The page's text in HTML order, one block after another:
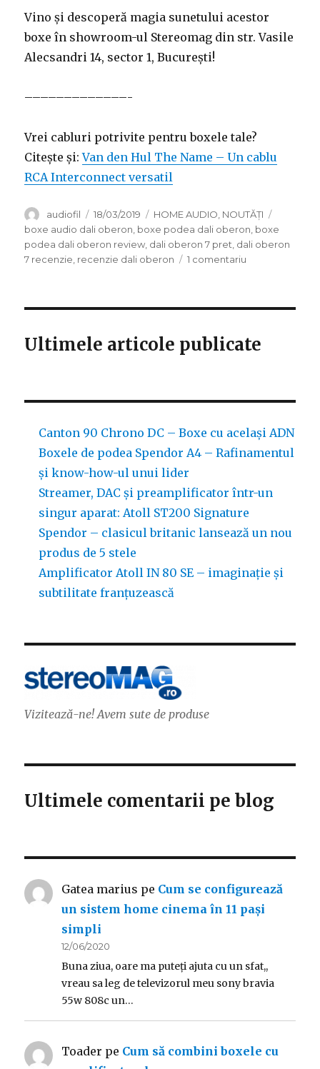
Vino și descoperă magia sunetului acestor
boxe în showroom-ul Stereomag din str. Vasile
Alecsandri 14, sector 1, București!
–––––––––––––-
Vrei cabluri potrivite pentru boxele tale?
Citește și:Van den Hul The Name – Un cablu
RCA Interconnect versatil
Autor
audiofil
Publicat
pe
18/03/2019 Categorii
HOME AUDIO NOUTĂȚI
boxe audio dali oberon boxe podea dali oberon boxe
podea dali oberon review dali oberon 7 pret dali oberon
7 recenzie recenzie dali oberon 1 comentariu
7
Ultimele articole publicate
Canton 90 Chrono DC – Boxe cu același ADN
Boxele de podea Spendor A4 – Rafinamentul
și know-how-ul unui lider
Streamer, DAC și preamplificator într-un
singur aparat: Atoll ST200 Signature
Spendor – clasicul britanic lansează un nou
produs de 5 stele
Amplificator Atoll IN 80 SE – imaginație și
subtilitate franțuzească
Vizitează-ne! Avem sute de produse
Ultimele comentarii pe blog
Gatea marius pe Cum se configurează
un sistem home cinema în 11 pași
simpli
12/06/2020
Buna ziua, oare ma puteți ajuta cu un sfat,,
vreau sa leg de televizorul meu sony bravia
55w 808c un…
Toader pe Cum să combini boxele cu